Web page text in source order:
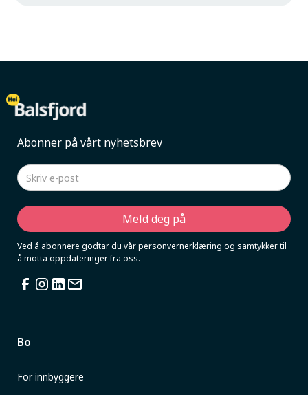
Abonner på vårt nyhetsbrev
Ved å abonnere godtar du vår personvernerklæring og samtykker til
å motta oppdateringer fra oss.
Bo
For innbyggere